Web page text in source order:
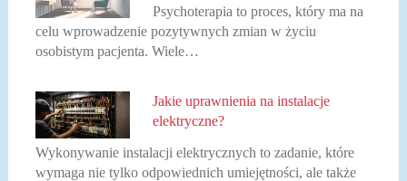
Psychoterapia to proces, który ma na
celu wprowadzenie pozytywnych zmian w życiu
osobistym pacjenta. Wiele…
Jakie uprawnienia na instalacje
elektryczne?
Wykonywanie instalacji elektrycznych to zadanie, które
wymaga nie tylko odpowiednich umiejętności, ale także